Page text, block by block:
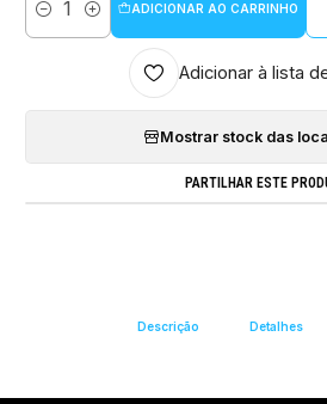
Quantidade
ADICIONAR AO CARRINHO
Adicionar à lista
Mostrar stock das
PARTILHAR ESTE
Descrição Detalhes